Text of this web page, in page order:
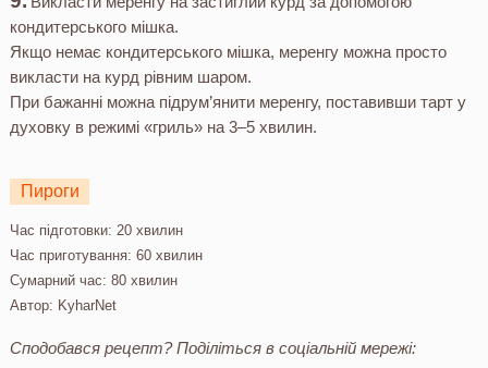
кондитерського мішка.
Якщо немає кондитерського мішка, меренгу можна просто
викласти на курд рівним шаром.
При бажанні можна підрум’янити меренгу, поставивши тарт у
духовку в режимі «гриль» на 3–5 хвилин.
Пироги
Час підготовки: 20 хвилин
Час приготування: 60 хвилин
Сумарний час: 80 хвилин
Автор: KyharNet
Сподобався рецепт? Поділіться в соціальній мережі: